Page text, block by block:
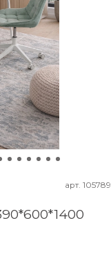
арт. 105789